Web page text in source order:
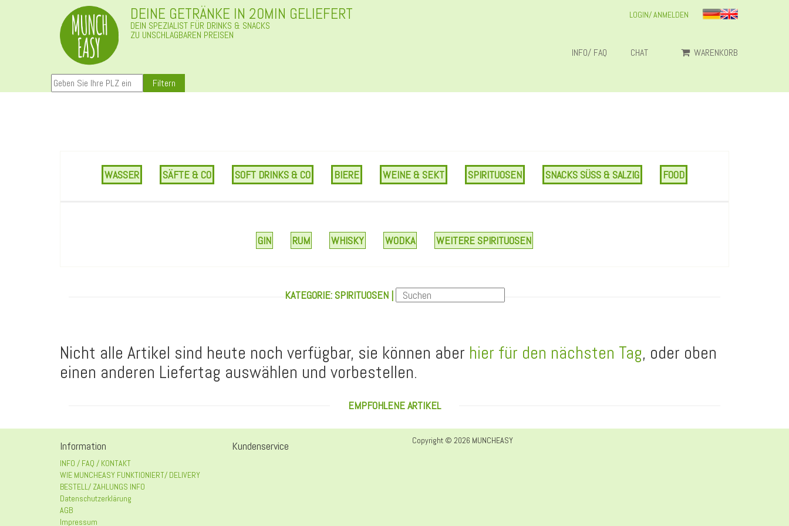
DEINE GETRÄNKE IN 20MIN GELIEFERT
DEIN SPEZIALIST FÜR DRINKS & SNACKS
ZU UNSCHLAGBAREN PREISEN
LOGIN/ ANMELDEN
INFO/ FAQ CHAT WARENKORB
Filtern
WASSER SÄFTE & CO SOFT DRINKS & CO BIERE WEINE & SEKT SPIRITUOSEN SNACKS SÜSS & SALZIG FOOD
GIN RUM WHISKY WODKA WEITERE SPIRITUOSEN
KATEGORIE: SPIRITUOSEN |
Nicht alle Artikel sind heute noch verfügbar, sie können aber hier für den nächsten Tag, oder oben
einen anderen Liefertag auswählen und vorbestellen.
EMPFOHLENE ARTIKEL
Information
INFO / FAQ / KONTAKT
WIE MUNCHEASY FUNKTIONIERT/ DELIVERY
BESTELL/ ZAHLUNGS INFO
Datenschutzerklärung
AGB
Impressum
Kundenservice Copyright © 2026 MUNCHEASY